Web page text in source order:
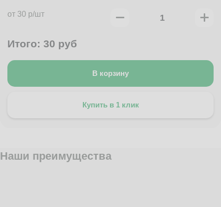
от 30 р/шт
Итого: 30 руб
В корзину
Купить в 1 клик
Наши преимущества